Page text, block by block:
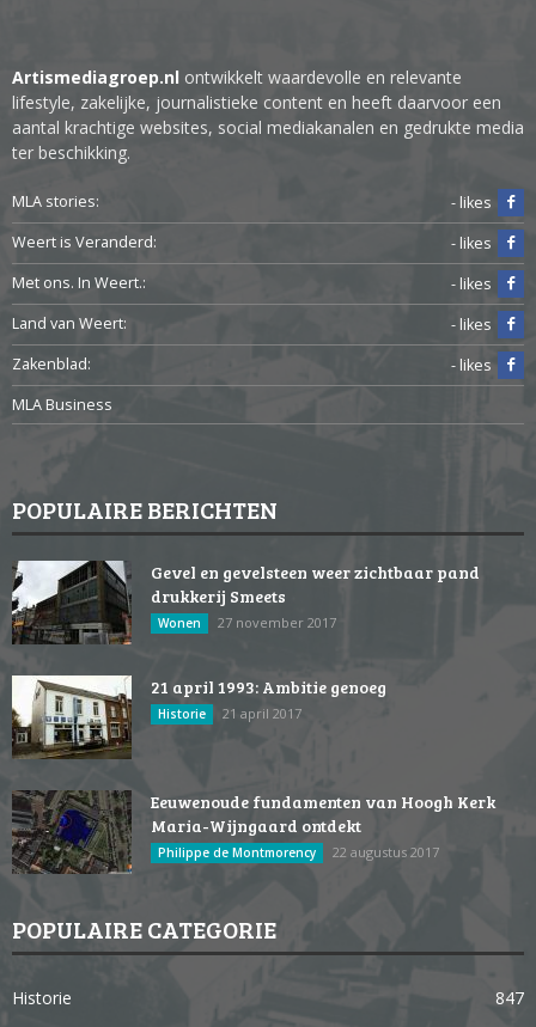
Artismediagroep.nl ontwikkelt waardevolle en relevante
lifestyle, zakelijke, journalistieke content en heeft daarvoor een
aantal krachtige websites, social mediakanalen en gedrukte media
ter beschikking.
MLA stories:
- likes
Weert is Veranderd:
- likes
Met ons. In Weert.:
- likes
Land van Weert:
- likes
Zakenblad:
- likes
MLA Business
POPULAIRE BERICHTEN
Gevel en gevelsteen weer zichtbaar pand
drukkerij Smeets
Wonen 27 november 2017
21 april 1993: Ambitie genoeg
Historie 21 april 2017
Eeuwenoude fundamenten van Hoogh Kerk
Maria-Wijngaard ontdekt
Philippe de Montmorency 22 augustus 2017
POPULAIRE CATEGORIE
Historie
847